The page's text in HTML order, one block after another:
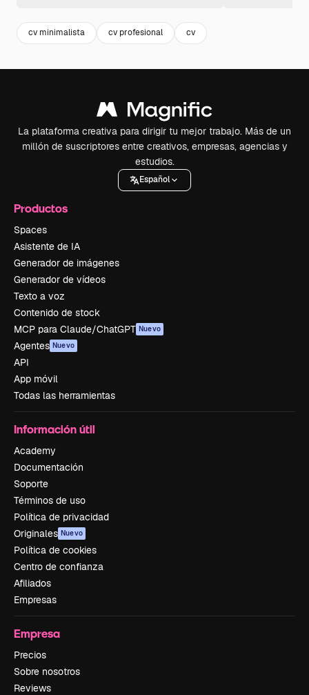
cv minimalista cv profesional cv
La plataforma creativa para dirigir tu mejor trabajo. Más de un
millón de suscriptores entre creativos, empresas, agencias y
estudios.
Español
Productos
Spaces
Asistente de IA
Generador de imágenes
Generador de vídeos
Texto a voz
Contenido de stock
MCP para Claude/ChatGPT Nuevo
Agentes Nuevo
API
App móvil
Todas las herramientas
Información útil
Academy
Documentación
Soporte
Términos de uso
Política de privacidad
Originales Nuevo
Política de cookies
Centro de confianza
Afiliados
Empresas
Empresa
Precios
Sobre nosotros
Reviews